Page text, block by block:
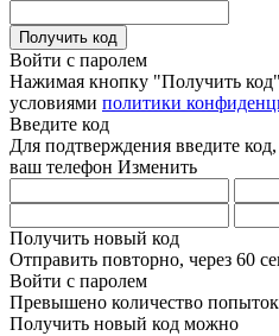
Получить код
Войти с паролем
Нажимая кнопку "Получить
условиями политики
Введите код
Для подтверждения введите
ваш телефон Изменить
Получить новый код
Отправить повторно, через 60
Войти с паролем
Превышено количество попыток
Получить новый код можно